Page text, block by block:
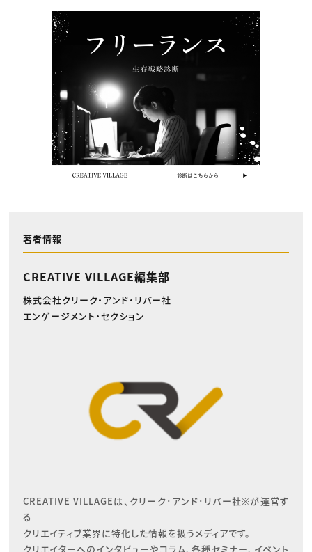
著者情報
CREATIVE VILLAGE編集部
株式会社クリーク・アンド・リバー社
エンゲージメント・セクション
CREATIVE VILLAGEは、クリーク･アンド･リバー社※が運営す
る
クリエイティブ業界に特化した情報を扱うメディアです。
クリエイターへのインタビューやコラム、各種セミナー、イベント